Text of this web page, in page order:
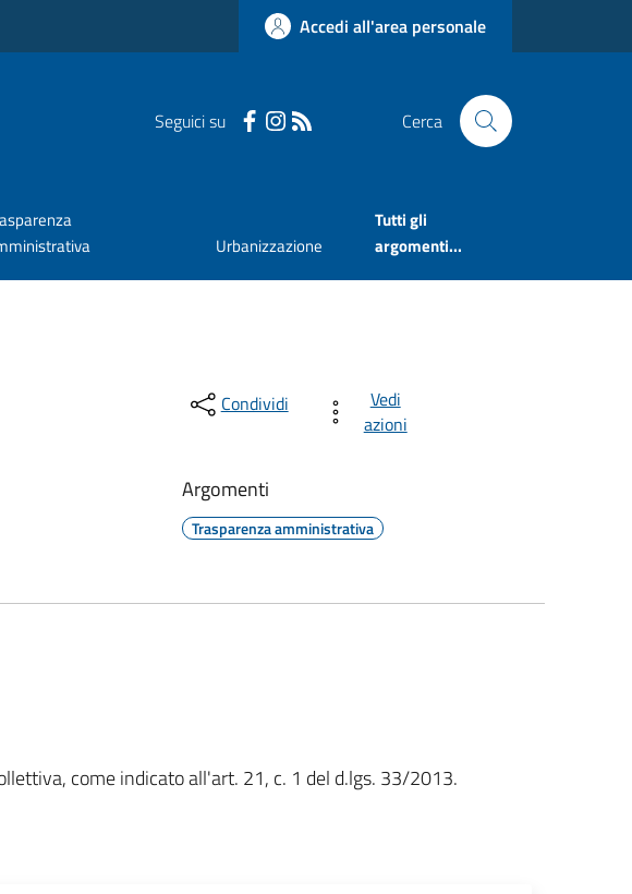
Accedi all'area personale
Seguici su Cerca
Urbanizzazione
Tutti gli
argomenti...
Condividi
Vedi
azioni
Argomenti
Trasparenza amministrativa
come indicato all'art. 21, c. 1 del d.lgs. 33/2013.